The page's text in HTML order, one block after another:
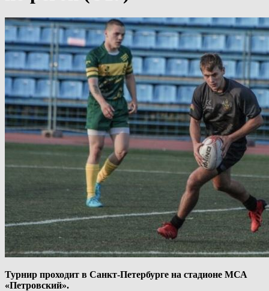
Турнир проходит в Санкт-Петербурге на стадионе МСА
«Петровский».